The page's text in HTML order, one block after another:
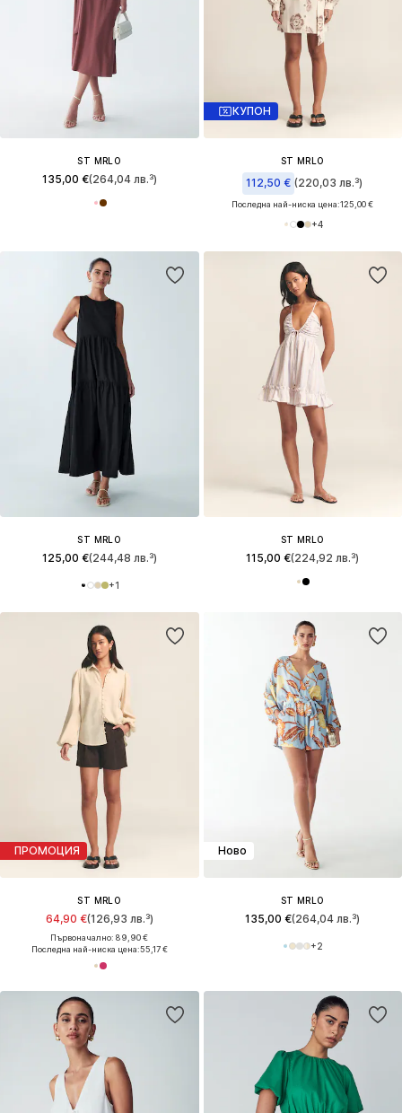
ST MRLO
135,00 €(264,04 лв.³)
КУПОН
ST MRLO
112,50 € (220,03 лв.³)
Последна най-ниска цена:125,00 €
+4
ST MRLO
125,00 €(244,48 лв.³)
+1
ST MRLO
115,00 €(224,92 лв.³)
ПРОМОЦИЯ
ST MRLO
64,90 €(126,93 лв.³)
Първоначално: 89,90 €
Последна най-ниска цена:55,17 €
Ново
ST MRLO
135,00 €(264,04 лв.³)
+2